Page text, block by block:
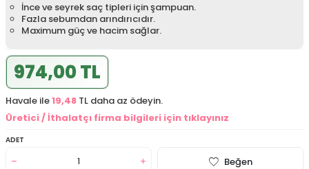
İnce ve seyrek saç tipleri için şampuan.
Fazla sebumdan arındırıcıdır.
Maximum güç ve hacim sağlar.
974,00 TL
Havale ile19,48 TL daha az ödeyin.
Üretici / İthalatçı firma bilgileri için tıklayınız
ADET
Beğen